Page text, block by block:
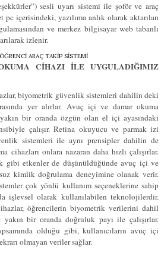
sesli uyarı sistemi ile şoför ve araç
içerisindeki, yazılıma anlık olarak aktarılan
ve merkez bilgisayar web tabanlı
izlenir.
CİHAZI İLE UYGULADIĞIMIZ
biyometrik güvenlik sistemleri dahilin deki
yer alırlar. Avuç içi ve damar okuma
bir oranda özgün olan el içi ayasındaki
çalışır. Retina okuyucu ve parmak izi
sistemleri ile aynı prensipler dahilin de
cihazları onlara nazaran daha hızlı çalışırlar.
gibi etkenler de düşünüldüğünde avuç içi ve
kimlik doğrulama deneyimine olanak verir.
çok yönlü kullanım seçeneklerine sahip
işlevsel olarak kullanılabilen teknolojilerdir.
öğrencilerin biyometrik verilerini dahil
yakın bir oranda doğruluk payı ile çalışırlar.
olduğu gibi, kullanıcıların avuç içi
olmayan veriler sağlar.